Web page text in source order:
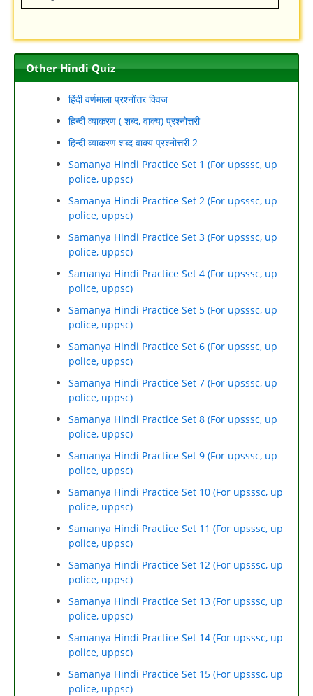
Other Hindi Quiz
हिंदी वर्णमाला प्रश्नोंत्तर क्विज
हिन्दी व्याकरण ( शब्द, वाक्य) प्रश्नोत्तरी
हिन्दी व्याकरण शब्द वाक्य प्रश्नोत्तरी 2
Samanya Hindi Practice Set 1 (For upsssc, up
police, uppsc)
Samanya Hindi Practice Set 2 (For upsssc, up
police, uppsc)
Samanya Hindi Practice Set 3 (For upsssc, up
police, uppsc)
Samanya Hindi Practice Set 4 (For upsssc, up
police, uppsc)
Samanya Hindi Practice Set 5 (For upsssc, up
police, uppsc)
Samanya Hindi Practice Set 6 (For upsssc, up
police, uppsc)
Samanya Hindi Practice Set 7 (For upsssc, up
police, uppsc)
Samanya Hindi Practice Set 8 (For upsssc, up
police, uppsc)
Samanya Hindi Practice Set 9 (For upsssc, up
police, uppsc)
Samanya Hindi Practice Set 10 (For upsssc, up
police, uppsc)
Samanya Hindi Practice Set 11 (For upsssc, up
police, uppsc)
Samanya Hindi Practice Set 12 (For upsssc, up
police, uppsc)
Samanya Hindi Practice Set 13 (For upsssc, up
police, uppsc)
Samanya Hindi Practice Set 14 (For upsssc, up
police, uppsc)
Samanya Hindi Practice Set 15 (For upsssc, up
police, uppsc)